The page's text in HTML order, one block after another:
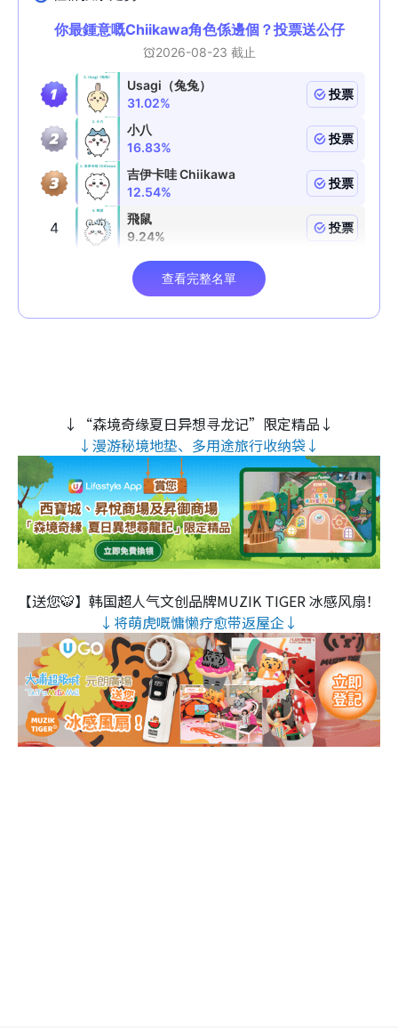
↓“森境奇缘夏日异想寻龙记”限定精品↓
↓漫游秘境地垫、多用途旅行收纳袋↓
【送您🐯】韩国超人气文创品牌MUZIK TIGER 冰感风扇！
↓将萌虎嘅慵懒疗愈带返屋企↓